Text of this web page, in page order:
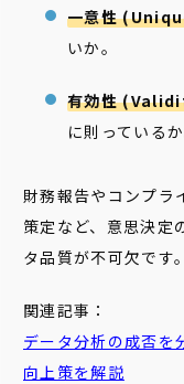
一意性
いか。
有効性
に則っているか
財務報告やコンプラ
策定など、意思決定
タ品質が不可欠です。
関連記事：
データ分析の成否を
向上策を解説